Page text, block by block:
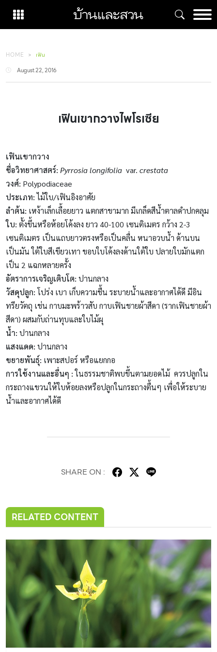
content
HOME
เฟิน
August 22, 2016
เฟินเขากวางไพโรเซีย
เฟินเขากวาง
ชื่อวิทยาศาสตร์: Pyrrosia longifolia var. crestata
วงศ์: Polypodiaceae
ประเภท:ไม้ใบ/เฟินอิงอาศัย
ลำต้น: เหง้าเล็กเลื้อยยาว แตกสาขามาก มีเกล็ดสีน้ำตาลดำปกคลุม
ใบ: ตั้งขึ้นหรือห้อยโค้งลง ยาว 40-100 เซนติเมตร กว้าง 2-3
เซนติเมตร เป็นแถบยาวตรงหรือเป็นคลื่น หนาอวบน้ำ ด้านบน
เป็นมัน ใต้ใบสีเขียวเทา ขอบใบโค้งลงด้านใต้ใบ ปลายใบมักแตก
เป็น 2 แฉกหลายครั้ง
อัตราการเจริญเติบโต: ปานกลาง
วัสดุปลูก: โปร่ง เบา เก็บความชื้น ระบายน้ำและอากาศได้ดี มีอิน
ทรียวัตถุ เช่น กาบมะพร้าวสับ กาบเฟินชายผ้าสีดา (รากเฟินชายผ้า
สีดา) ผสมกับถ่านทุบและใบไม้ผุ
น้ำ: ปานกลาง
แสงแดด: ปานกลาง
ขยายพันธุ์: เพาะสปอร์ หรือแยกกอ
การใช้งานและอื่นๆ :ในธรรมชาติพบขึ้นตามยอดไม้ ควรปลูกใน
กระถางแขวนให้ใบห้อยลงหรือปลูกในกระถางตื้นๆ เพื่อให้ระบาย
น้ำและอากาศได้ดี
SHARE ON :
RELATED CONTENT